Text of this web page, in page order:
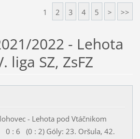
1 2 3 4 5 > >>
2022 - Lehota
liga SZ, ZsFZ
- Lehota pod Vtáčnikom
: 6 (0 : 2) Góly: 23. Oršula, 42.